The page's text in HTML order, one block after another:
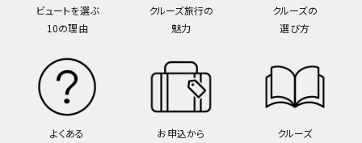
ビュートを選ぶ
10の理由
クルーズ旅行の
魅力
クルーズの
選び方
よくある
お申込から
クルーズ